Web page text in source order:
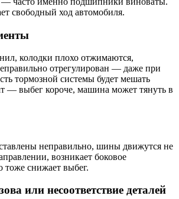
свободный ход автомобиля.
колодки плохо отжимаются,
отрегулирован — даже при
тормозной системы будет мешать
— выбег короче, машина может тянуть в
неправильно, шины движутся не
возникает боковое
тоже снижает выбег.
или несоответствие деталей